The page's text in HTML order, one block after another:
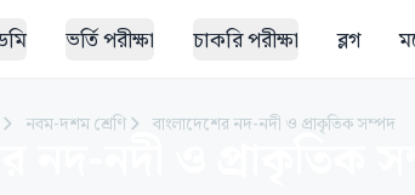
ভর্তি পরীক্ষা চাকরি পরীক্ষা ব্লগ
নবম-দশম শ্রেণি বাংলাদেশের নদ-নদী ও প্রাকৃতিক সম্পদ